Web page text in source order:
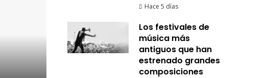
Hace 5 días
Los festivales de
música más
antiguos que han
estrenado grandes
composiciones